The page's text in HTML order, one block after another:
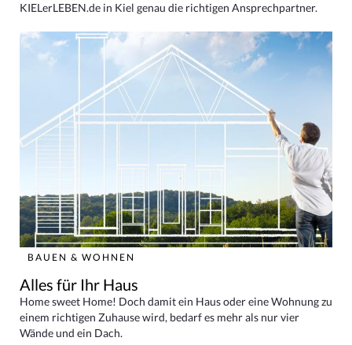
KIELerLEBEN.de in Kiel genau die richtigen Ansprechpartner.
BAUEN & WOHNEN
Alles für Ihr Haus
Home sweet Home! Doch damit ein Haus oder eine Wohnung zu
einem richtigen Zuhause wird, bedarf es mehr als nur vier
Wände und ein Dach.